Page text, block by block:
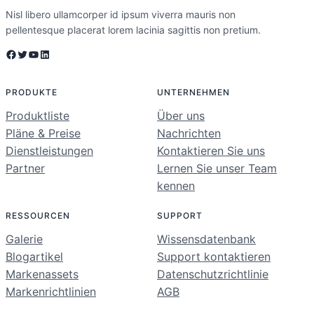
Nisl libero ullamcorper id ipsum viverra mauris non
pellentesque placerat lorem lacinia sagittis non pretium.
Facebook Twitter YouTube LinkedIn
PRODUKTE
Produktliste
Pläne & Preise
Dienstleistungen
Partner
UNTERNEHMEN
Über uns
Nachrichten
Kontaktieren Sie uns
Lernen Sie unser Team
kennen
RESSOURCEN
Galerie
Blogartikel
Markenassets
Markenrichtlinien
SUPPORT
Wissensdatenbank
Support kontaktieren
Datenschutzrichtlinie
AGB